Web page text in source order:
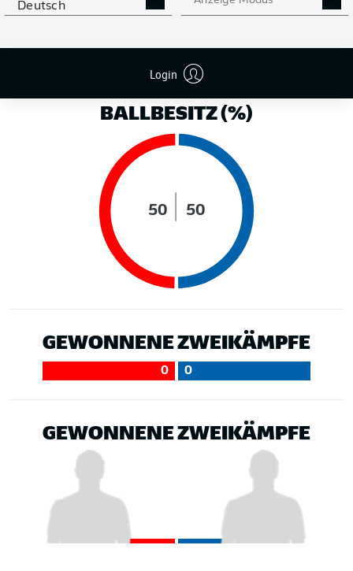
Deutsch
Login
LAUFDISTANZ (KM)
BALLBESITZ (%)
50 50
GEWONNENE ZWEIKÄMPFE
0 0
GEWONNENE ZWEIKÄMPFE